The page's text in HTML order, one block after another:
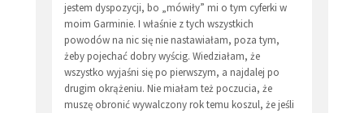
jestem dyspozycji, bo „mówiły” mi o tym cyferki w
moim Garminie. I właśnie z tych wszystkich
powodów na nic się nie nastawiałam, poza tym,
żeby pojechać dobry wyścig. Wiedziałam, że
wszystko wyjaśni się po pierwszym, a najdalej po
drugim okrążeniu. Nie miałam też poczucia, że
muszę obronić wywalczony rok temu koszul, że jeśli